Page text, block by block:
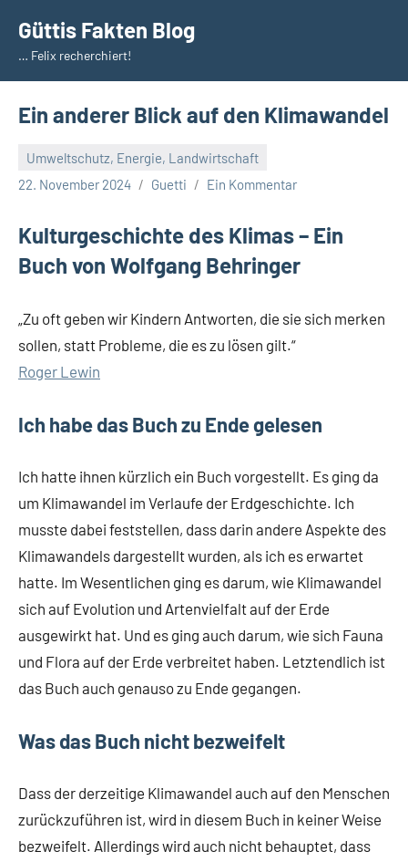
Inhalt
springen
Güttis Fakten Blog
… Felix recherchiert!
Ein anderer Blick auf den Klimawandel
Umweltschutz, Energie, Landwirtschaft
22. November 2024
Guetti Ein Kommentar
Kulturgeschichte des Klimas – Ein
Buch von Wolfgang Behringer
„Zu oft geben wir Kindern Antworten, die sie sich merken
sollen, statt Probleme, die es zu lösen gilt.“
Roger Lewin
Ich habe das Buch zu Ende gelesen
Ich hatte ihnen kürzlich ein Buch vorgestellt. Es ging da
um Klimawandel im Verlaufe der Erdgeschichte. Ich
musste dabei feststellen, dass darin andere Aspekte des
Klimawandels dargestellt wurden, als ich es erwartet
hatte. Im Wesentlichen ging es darum, wie Klimawandel
sich auf Evolution und Artenvielfalt auf der Erde
ausgewirkt hat. Und es ging auch darum, wie sich Fauna
und Flora auf der Erde verbreitet haben. Letztendlich ist
das Buch auch genauso zu Ende gegangen.
Was das Buch nicht bezweifelt
Dass der derzeitige Klimawandel auch auf den Menschen
zurückzuführen ist, wird in diesem Buch in keiner Weise
bezweifelt. Allerdings wird auch nicht behauptet, dass